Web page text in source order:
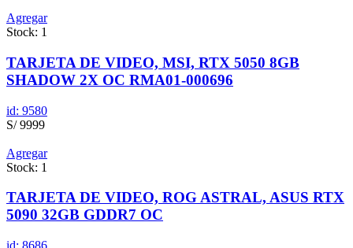
Agregar
Stock: 1
TARJETA DE VIDEO, MSI, RTX 5050 8GB
SHADOW 2X OC RMA01-000696
id: 9580
S/ 9999
Agregar
Stock: 1
TARJETA DE VIDEO, ROG ASTRAL, ASUS RTX
5090 32GB GDDR7 OC
id: 8686